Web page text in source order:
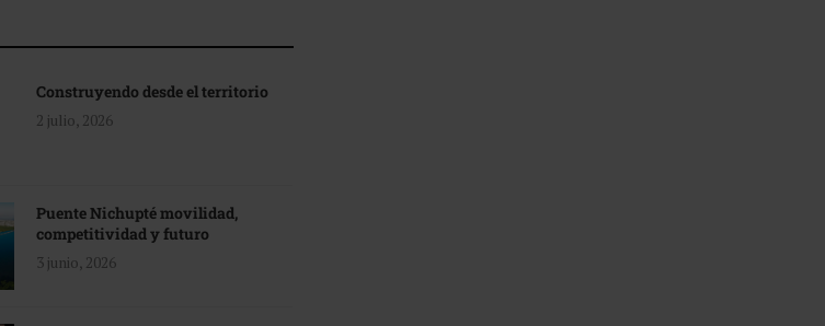
Construyendo desde el territorio
2 julio, 2026
Puente Nichupté movilidad,
competitividad y futuro
3 junio, 2026